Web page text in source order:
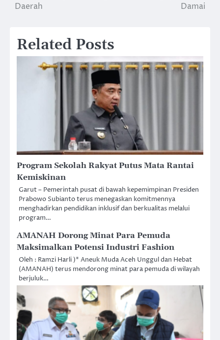
Daerah
Damai
Related Posts
Program Sekolah Rakyat Putus Mata Rantai
Kemiskinan
Garut – Pemerintah pusat di bawah kepemimpinan Presiden
Prabowo Subianto terus menegaskan komitmennya
menghadirkan pendidikan inklusif dan berkualitas melalui
program…
AMANAH Dorong Minat Para Pemuda
Maksimalkan Potensi Industri Fashion
Oleh : Ramzi Harli )* Aneuk Muda Aceh Unggul dan Hebat
(AMANAH) terus mendorong minat para pemuda di wilayah
berjuluk…